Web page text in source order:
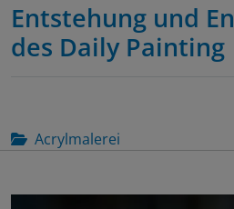
Entstehung und
des Daily Painting
Acrylmalerei